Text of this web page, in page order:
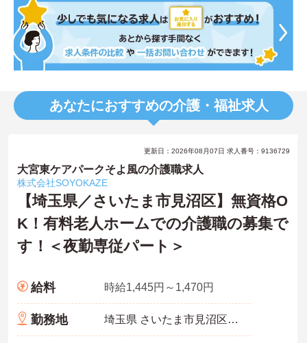
あなたにおすすめの介護・福祉求人
更新日：2026年08月07日 求人番号：9136729
大宮東ケアパークそよ風の介護職求人
株式会社SOYOKAZE
【埼玉県／さいたま市見沼区】無資格O
K！有料老人ホームでの介護職の募集で
す！＜夜勤専従パート＞
給料 時給1,445円～1,470円
勤務地 埼玉県 さいたま市見沼区 南中野1117-3